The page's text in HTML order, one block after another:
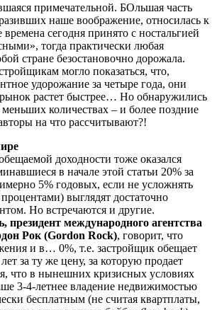
примечательной. БОльшая часть
наше воображение, относилась к
сегодня принято с ностальгией
тогда практически любая
стране безостановочно дорожала.
могло показаться, что,
удорожание за четыре года, они
растет быстрее… Но обнаружились
количествах – и более поздние
на что рассчитывают?!
доходности тоже оказался
в начале этой статьи 20% за
5% годовых, если не усложнять
выглядят достаточно
Но встречаются и другие.
президент международного агентства
Рок (Gordon Rock), говорит, что
и в… 0%, т.е. застройщик обещает
за ту же цену, за которую продает
что в нынешних кризисных условиях
3-4-летнее владение недвижимостью
бесплатным (не считая квартплаты,